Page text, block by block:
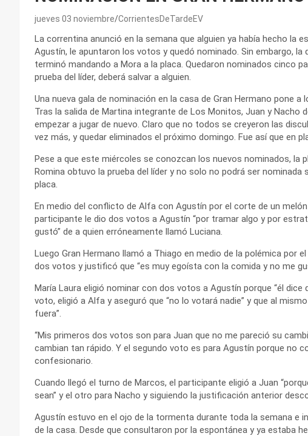
jueves 03 noviembre CorrientesDeTardeEV
La correntina anunció en la semana que alguien ya había hecho la
Agustín, le apuntaron los votos y quedó nominado. Sin embargo,
terminó mandando a Mora a la placa. Quedaron nominados cinco
prueba del líder, deberá salvar a alguien.
Una nueva gala de nominación en la casa de Gran Hermano pone
Tras la salida de Martina integrante de Los Monitos, Juan y Nacho
empezar a jugar de nuevo. Claro que no todos se creyeron las
vez más, y quedar eliminados el próximo domingo. Fue así que en
Pese a que este miércoles se conozcan los nuevos nominados, la
Romina obtuvo la prueba del líder y no solo no podrá ser
placa.
En medio del conflicto de Alfa con Agustín por el corte de un
participante le dio dos votos a Agustín “por tramar algo y por
gustó” de a quien erróneamente llamó Luciana.
Luego Gran Hermano llamó a Thiago en medio de la polémica por
dos votos y justificó que “es muy egoísta con la comida y no me
María Laura eligió nominar con dos votos a Agustín porque “él dice
voto, eligió a Alfa y aseguró que “no lo votará nadie” y que al
fuera”.
“Mis primeros dos votos son para Juan que no me pareció su
cambian tan rápido. Y el segundo voto es para Agustín porque no
confesionario.
Cuando llegó el turno de Marcos, el participante eligió a Juan
sean” y el otro para Nacho y siguiendo la justificación anterior
Agustín estuvo en el ojo de la tormenta durante toda la semana e
de la casa. Desde que consultaron por la espontánea y ya estaba